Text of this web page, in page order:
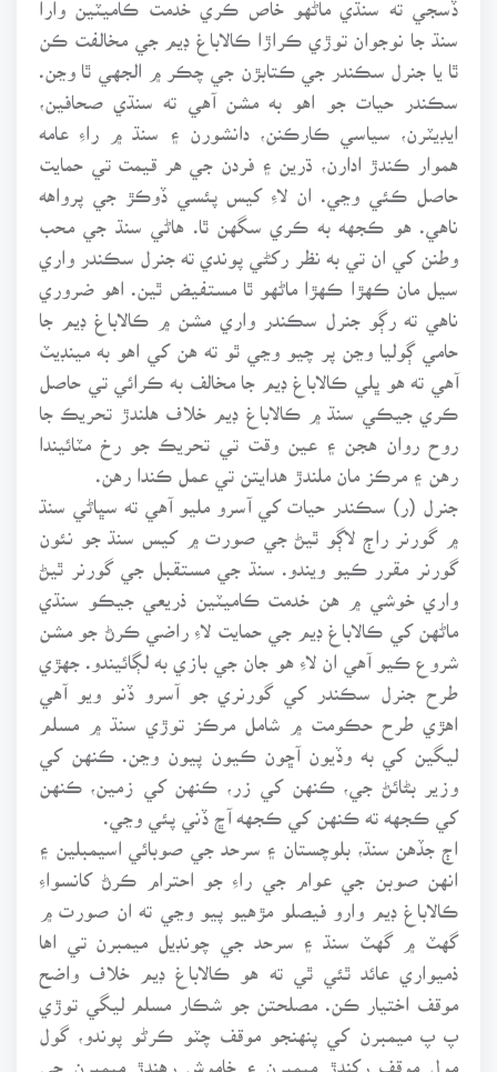
سنڌ جا نوجوان توڙي ڪراڙا ڪالاباغ ڊيم جي مخالفت ڪن
ٿا يا جنرل سڪندر جي ڪتابڙن جي چڪر ۾ الجهي ٿا وڃن.
سڪندر حيات جو اهو به مشن آهي ته سنڌي صحافين،
ايڊيٽرن، سياسي ڪارڪنن، دانشورن ۽ سنڌ ۾ راءِ عامه
هموار ڪندڙ ادارن، ڌرين ۽ فردن جي هر قيمت تي حمايت
حاصل ڪئي وڃي. ان لاءِ کيس پئسي ڏوڪڙ جي پرواهه
ناهي. هو ڪجهه به ڪري سگهن ٿا. هاڻي سنڌ جي محب
وطنن کي ان تي به نظر رکڻي پوندي ته جنرل سڪندر واري
سيل مان ڪهڙا ڪهڙا ماڻهو ٿا مستفيض ٿين. اهو ضروري
ناهي ته رڳو جنرل سڪندر واري مشن ۾ ڪالاباغ ڊيم جا
حامي ڳوليا وڃن پر چيو وڃي ٿو ته هن کي اهو به مينڊيٽ
آهي ته هو ڀلي ڪالاباغ ڊيم جا مخالف به ڪرائي تي حاصل
ڪري جيڪي سنڌ ۾ ڪالاباغ ڊيم خلاف هلندڙ تحريڪ جا
روح روان هجن ۽ عين وقت تي تحريڪ جو رخ مٽائيندا
رهن ۽ مرڪز مان ملندڙ هدايتن تي عمل ڪندا رهن.
جنرل (ر) سڪندر حيات کي آسرو مليو آهي ته سڀاڻي سنڌ
۾ گورنر راڄ لاڳو ٿيڻ جي صورت ۾ کيس سنڌ جو نئون
گورنر مقرر ڪيو ويندو. سنڌ جي مستقبل جي گورنر ٿيڻ
واري خوشي ۾ هن خدمت ڪاميٽين ذريعي جيڪو سنڌي
ماڻهن کي ڪالاباغ ڊيم جي حمايت لاءِ راضي ڪرڻ جو مشن
شروع ڪيو آهي ان لاءِ هو جان جي بازي به لڳائيندو. جهڙي
طرح جنرل سڪندر کي گورنري جو آسرو ڏنو ويو آهي
اهڙي طرح حڪومت ۾ شامل مرڪز توڙي سنڌ ۾ مسلم
ليگين کي به وڏيون آڇون ڪيون پيون وڃن. ڪنهن کي
وزير بڻائڻ جي، ڪنهن کي زر، ڪنهن کي زمين، ڪنهن
کي ڪجهه ته ڪنهن کي ڪجهه آڇ ڏني پئي وڃي.
اڄ جڏهن سنڌ، بلوچستان ۽ سرحد جي صوبائي اسيمبلين ۽
انهن صوبن جي عوام جي راءِ جو احترام ڪرڻ کانسواءِ
ڪالاباغ ڊيم وارو فيصلو مڙهيو پيو وڃي ته ان صورت ۾
گهٽ ۾ گهٽ سنڌ ۽ سرحد جي چونڊيل ميمبرن تي اها
ذميواري عائد ٿئي ٿي ته هو ڪالاباغ ڊيم خلاف واضح
موقف اختيار ڪن. مصلحتن جو شڪار مسلم ليگي توڙي
پ پ ميمبرن کي پنهنجو موقف چٽو ڪرڻو پوندو، گول
مول موقف رکندڙ ميمبرن ۽ خاموش رهندڙ ميمبرن جي